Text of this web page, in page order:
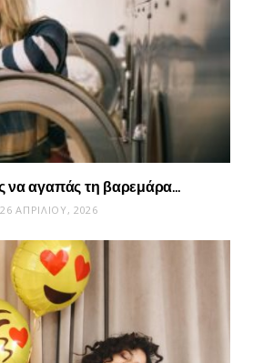
να αγαπάς τη βαρεμάρα…
26 ΑΠΡΙΛΊΟΥ, 2026